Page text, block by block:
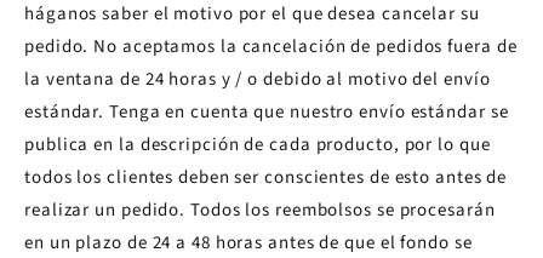
háganos saber el motivo por el que desea cancelar su
pedido. No aceptamos la cancelación de pedidos fuera de
la ventana de 24 horas y / o debido al motivo del envío
estándar. Tenga en cuenta que nuestro envío estándar se
publica en la descripción de cada producto, por lo que
todos los clientes deben ser conscientes de esto antes de
realizar un pedido. Todos los reembolsos se procesarán
en un plazo de 24 a 48 horas antes de que el fondo se